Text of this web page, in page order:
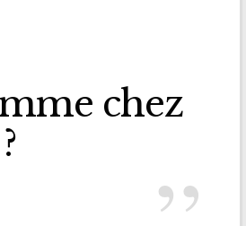
chez